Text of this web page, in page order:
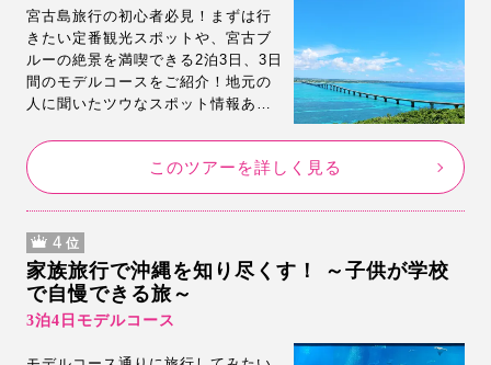
宮古島旅行の初心者必見！まずは行
きたい定番観光スポットや、宮古ブ
ルーの絶景を満喫できる2泊3日、3日
間のモデルコースをご紹介！地元の
人に聞いたツウなスポット情報あ
で宮古島を思う存分楽しめる♪王道の
観光モデルコースです。このツアーを詳しく見る
4 位
家族旅行で沖縄を知り尽くす！ ～子供が学校
で自慢できる旅～
3泊4日モデルコース